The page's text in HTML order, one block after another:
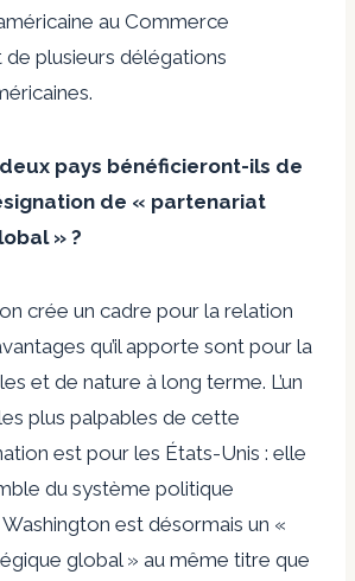
au Commerce
de plusieurs délégations
pays bénéficieront-ils de
de « partenariat
» ?
crée un cadre pour la relation
qu’il apporte sont pour la
et de nature à long terme. L’un
plus palpables de cette
est pour les États-Unis : elle
du système politique
est désormais un «
global » au même titre que